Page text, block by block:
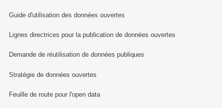
Guide d'utilisation des données ouvertes
Lignes directrices pour la publication de données ouvertes
Demande de réutilisation de données publiques
Stratégie de données ouvertes
Feuille de route pour l'open data